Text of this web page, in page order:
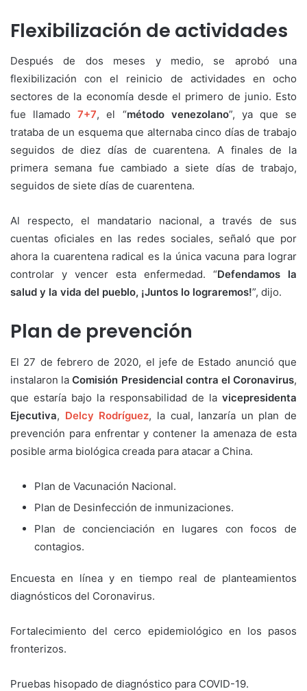
Flexibilización de actividades
Después de dos meses y medio, se aprobó una
flexibilización con el reinicio de actividades en ocho
sectores de la economía desde el primero de junio. Esto
fue llamado7+7, el “método venezolano”, ya que se
trataba de un esquema que alternaba cinco días de trabajo
seguidos de diez días de cuarentena. A finales de la
primera semana fue cambiado a siete días de trabajo,
seguidos de siete días de cuarentena.
Al respecto, el mandatario nacional, a través de sus
cuentas oficiales en las redes sociales, señaló que por
ahora la cuarentena radical es la única vacuna para lograr
controlar y vencer esta enfermedad. “Defendamos la
salud y la vida del pueblo, ¡Juntos lo lograremos!”, dijo.
Plan de prevención
El 27 de febrero de 2020, el jefe de Estado anunció que
instalaron laComisión Presidencial contra el Coronavirus,
que estaría bajo la responsabilidad de la vicepresidenta
Ejecutiva, Delcy Rodríguez, la cual, lanzaría un plan de
prevención para enfrentar y contener la amenaza de esta
posible arma biológica creada para atacar a China.
Plan de Vacunación Nacional.
Plan de Desinfección de inmunizaciones.
Plan de concienciación en lugares con focos de
contagios.
Encuesta en línea y en tiempo real de planteamientos
diagnósticos del Coronavirus.
Fortalecimiento del cerco epidemiológico en los pasos
fronterizos.
Pruebas hisopado de diagnóstico para COVID-19.